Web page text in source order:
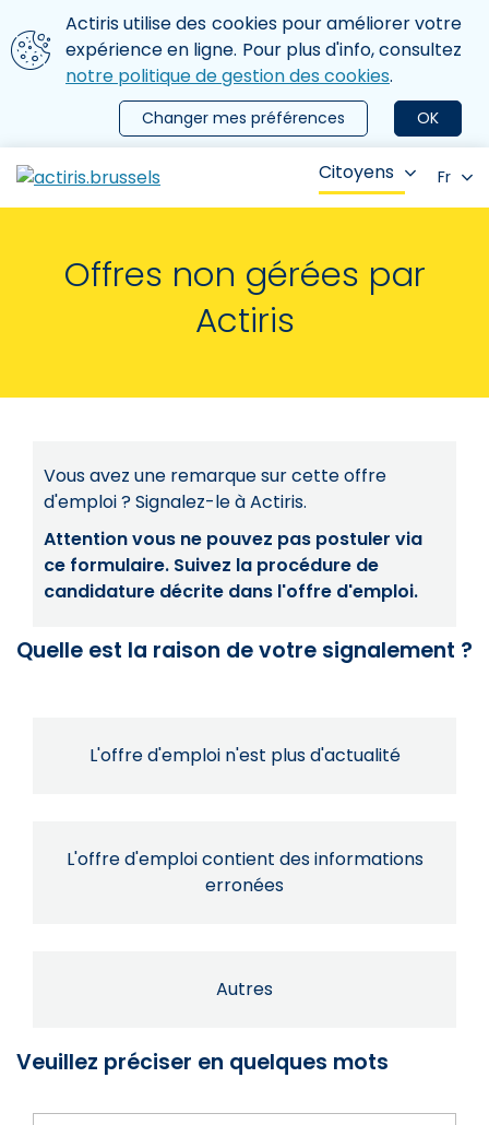
Aller au contenu principal
Nous utilisons des cookies
Actiris utilise des cookies pour améliorer votre
expérience en ligne. Pour plus d'info, consultez
notre politique de gestion des cookies.
OK
Changer mes préférences
le menu
Citoyens Fr
Offres non gérées par
Actiris
Vous avez une remarque sur cette offre
d'emploi ? Signalez-le à Actiris.
Attention vous ne pouvez pas postuler via
ce formulaire. Suivez la procédure de
candidature décrite dans l'offre d'emploi.
Quelle est la raison de votre signalement ?
L'offre d'emploi n'est plus d'actualité
L'offre d'emploi contient des informations
erronées
Autres
Veuillez préciser en quelques mots